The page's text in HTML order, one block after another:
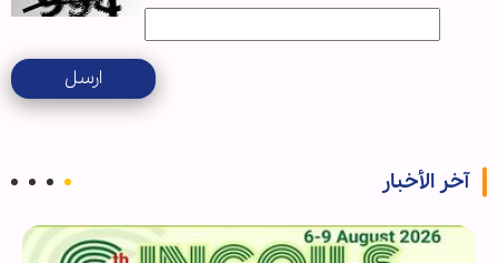
ارسل
آخر الأخبار